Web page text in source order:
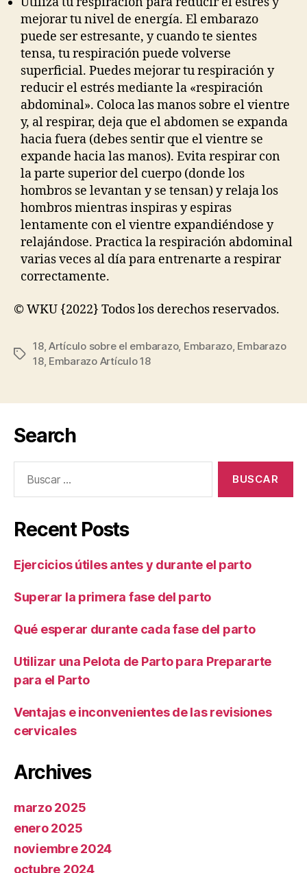
mejorar tu nivel de energía. El embarazo
puede ser estresante, y cuando te sientes
tensa, tu respiración puede volverse
superficial. Puedes mejorar tu respiración y
reducir el estrés mediante la «respiración
abdominal». Coloca las manos sobre el vientre
y, al respirar, deja que el abdomen se expanda
hacia fuera (debes sentir que el vientre se
expande hacia las manos). Evita respirar con
la parte superior del cuerpo (donde los
hombros se levantan y se tensan) y relaja los
hombros mientras inspiras y espiras
lentamente con el vientre expandiéndose y
relajándose. Practica la respiración abdominal
varias veces al día para entrenarte a respirar
correctamente.
© WKU {2022} Todos los derechos reservados.
Etiquetas
18, Artículo sobre el embarazo, Embarazo, Embarazo
18, Embarazo Artículo 18
Search
Recent Posts
Ejercicios útiles antes y durante el parto
Superar la primera fase del parto
Qué esperar durante cada fase del parto
Utilizar una Pelota de Parto para Prepararte
para el Parto
Ventajas e inconvenientes de las revisiones
cervicales
Archives
marzo 2025
enero 2025
noviembre 2024
octubre 2024